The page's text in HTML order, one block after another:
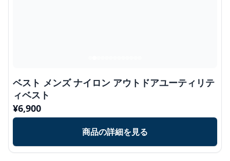
ベスト メンズ ナイロン アウトドアユーティリテ
ィベスト
¥6,900
商品の詳細を見る